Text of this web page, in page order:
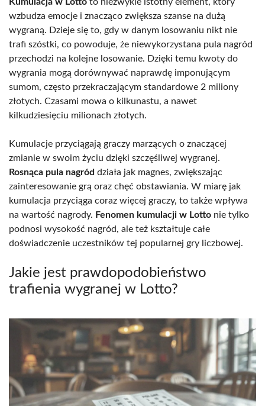
wzbudza emocje i znacząco zwiększa szanse na dużą
wygraną. Dzieje się to, gdy w danym losowaniu nikt nie
trafi szóstki, co powoduje, że niewykorzystana pula nagród
przechodzi na kolejne losowanie. Dzięki temu kwoty do
wygrania mogą dorównywać naprawdę imponującym
sumom, często przekraczającym standardowe 2 miliony
złotych. Czasami mowa o kilkunastu, a nawet
kilkudziesięciu milionach złotych.
Kumulacje przyciągają graczy marzących o znaczącej
zmianie w swoim życiu dzięki szczęśliwej wygranej.
Rosnąca pula nagród działa jak magnes, zwiększając
zainteresowanie grą oraz chęć obstawiania. W miarę jak
kumulacja przyciąga coraz więcej graczy, to także wpływa
na wartość nagrody. Fenomen kumulacji w Lotto nie tylko
podnosi wysokość nagród, ale też kształtuje całe
doświadczenie uczestników tej popularnej gry liczbowej.
Jakie jest prawdopodobieństwo
trafienia wygranej w Lotto?